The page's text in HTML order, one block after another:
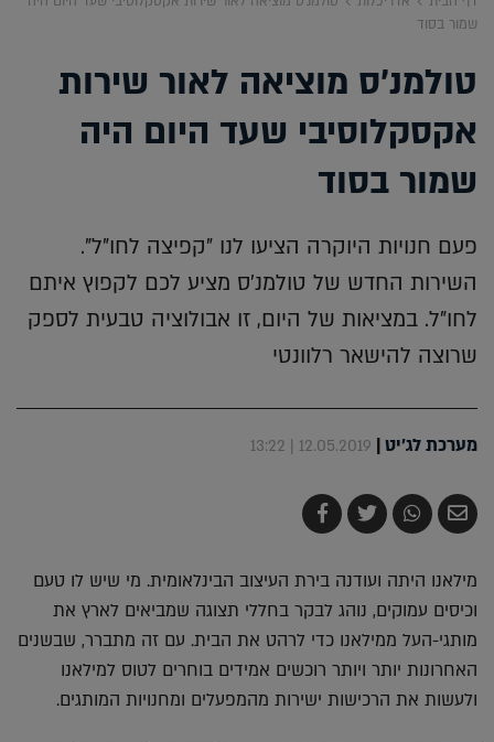
שמור בסוד
טולמנ'ס מוציאה לאור שירות
אקסקלוסיבי שעד היום היה
שמור בסוד
פעם חנויות היוקרה הציעו לנו "קפיצה לחו"ל".
השירות החדש של טולמנ'ס מציע לכם לקפוץ איתם
לחו"ל. במציאות של היום, זו אבולוציה טבעית לספק
שרוצה להישאר רלוונטי
מערכת לג'יט|
12.05.2019 | 13:22
שלח
בדואר
שתף
ב-
צייץ
ב-
שתף
ב-
מילאנו היתה ועודנה בירת העיצוב הבינלאומית. מי שיש לו טעם
וכיסים עמוקים, נוהג לבקר בחללי תצוגה שמביאים לארץ את
מותגי-העל ממילאנו כדי לרהט את הבית. עם זה מתברר, שבשנים
האחרונות יותר ויותר רוכשים אמידים בוחרים לטוס למילאנו
ולעשות את הרכישות ישירות מהמפעלים ומחנויות המותגים.